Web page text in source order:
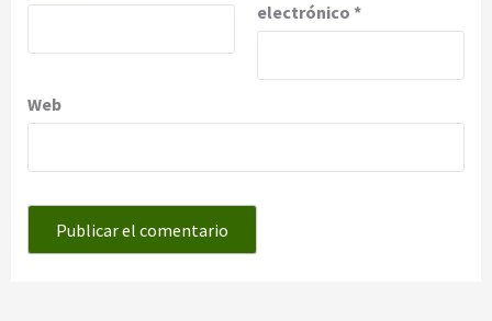
electrónico *
Web